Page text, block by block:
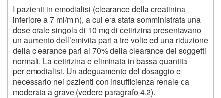
I pazienti in emodialisi (clearance della creatinina
inferiore a 7 ml/min), a cui era stata somministrata una
dose orale singola di 10 mg di cetirizina presentavano
un aumento dell’emivita pari a tre volte ed una riduzione
della clearance pari al 70% della clearance dei soggetti
normali. La cetirizina e eliminata in bassa quantita
per emodialisi. Un adeguamento del dosaggio e
necessario nei pazienti con insufficienza renale da
moderata a grave (vedere paragrafo 4.2).